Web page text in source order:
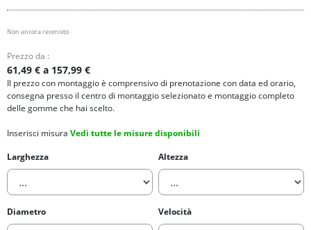
Non ancora recensito
Prezzo da :
61,49 € a 157,99 €
Il prezzo con montaggio è comprensivo di prenotazione con data ed orario,
consegna presso il centro di montaggio selezionato e montaggio completo
delle gomme che hai scelto.
Inserisci misura Vedi tutte le misure disponibili
Larghezza
Altezza
Diametro Velocità